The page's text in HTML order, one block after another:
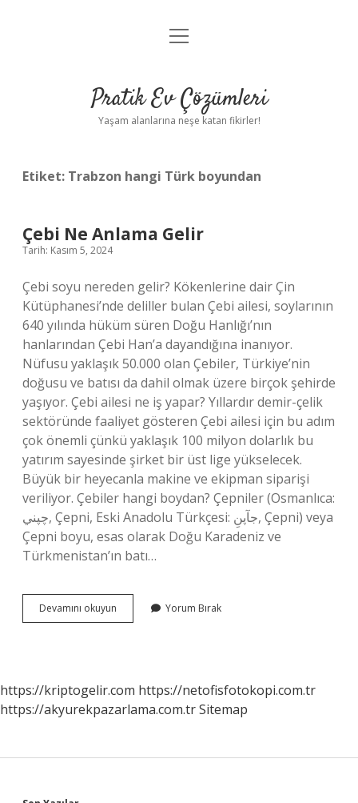
Anasayfa
Yasal Uyarı
menüyü
Pratik Ev Çözümleri
Yaşam alanlarına neşe katan fikirler!
Etiket: Trabzon hangi Türk boyundan
Çebi Ne Anlama Gelir
Tarih: Kasım 5, 2024
Çebi soyu nereden gelir? Kökenlerine dair Çin
Kütüphanesi’nde deliller bulan Çebi ailesi, soylarının
640 yılında hüküm süren Doğu Hanlığı’nın
hanlarından Çebi Han’a dayandığına inanıyor.
Nüfusu yaklaşık 50.000 olan Çebiler, Türkiye’nin
doğusu ve batısı da dahil olmak üzere birçok şehirde
yaşıyor. Çebi ailesi ne iş yapar? Yıllardır demir-çelik
sektöründe faaliyet gösteren Çebi ailesi için bu adım
çok önemli çünkü yaklaşık 100 milyon dolarlık bu
yatırım sayesinde şirket bir üst lige yükselecek.
Büyük bir heyecanla makine ve ekipman siparişi
veriliyor. Çebiler hangi boydan? Çepniler (Osmanlıca:
چپني, Çepni, Eski Anadolu Türkçesi: جآپنِ, Çepni) veya
Çepni boyu, esas olarak Doğu Karadeniz ve
Türkmenistan’ın batı…
Devamını okuyun
Ne
Yorum Bırak
https://kriptogelir.com https://netofisfotokopi.com.tr
https://akyurekpazarlama.com.trSitemap